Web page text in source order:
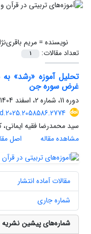
نویسنده =مریم
تعداد مقالات:
1
تحلیل آموزه «رشد» به
غرض سوره جن
دوره 11، شماره 2، اسفند 1404، صفحه
سید محمدرضا فقیه
مشاهده مقاله
اصل
مقالات آماده انتشار
شماره جاری
شماره‌های پیشین نشریه